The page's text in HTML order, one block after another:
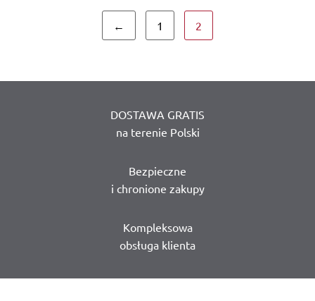
← 1 2
DOSTAWA GRATIS
na terenie Polski
Bezpieczne
i chronione zakupy
Kompleksowa
obsługa klienta